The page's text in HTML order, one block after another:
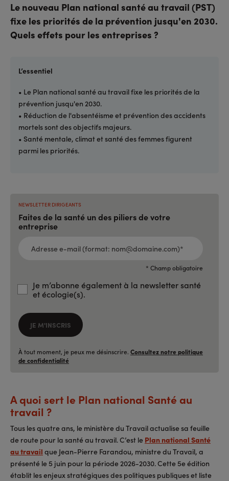
Le nouveau Plan national santé au travail (PST)
fixe les priorités de la prévention jusqu'en 2030.
Quels effets pour les entreprises ?
L’essentiel
• Le Plan national santé au travail fixe les priorités de la
prévention jusqu'en 2030.
• Réduction de l'absentéisme et prévention des accidents
mortels sont des objectifs majeurs.
• Santé mentale, climat et santé des femmes figurent
parmi les priorités.
NEWSLETTER DIRIGEANTS
Faites de la santé un des piliers de votre
entreprise
MAIL
* Champ obligatoire
Je m’abonne également à la newsletter santé
et écologie(s).
JE M'INSCRIS
À tout moment, je peux me désinscrire. Consultez notre politique
de confidentialité
A quoi sert le Plan national Santé au
travail ?
Tous les quatre ans, le ministère du Travail actualise sa feuille
de route pour la santé au travail. C’est le Plan national Santé
au travail que Jean-Pierre Farandou, ministre du Travail, a
présenté le 5 juin pour la période 2026-2030. Cette 5e édition
établit les enjeux stratégiques des politiques publiques et liste